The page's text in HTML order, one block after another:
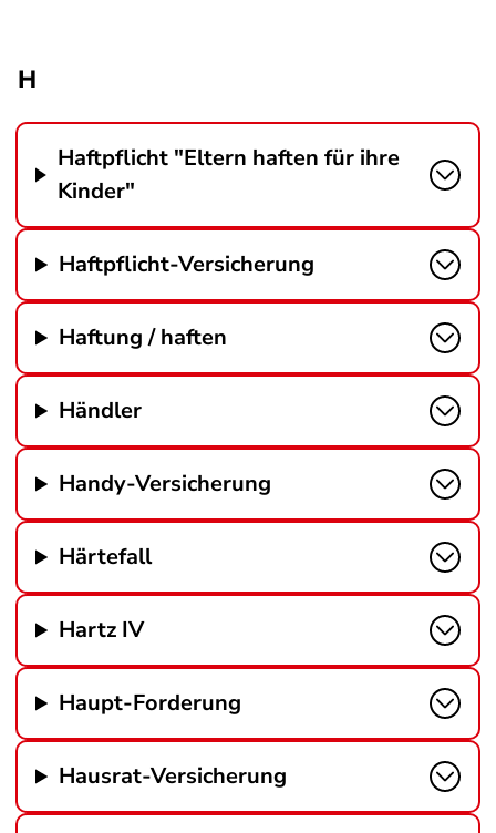
H
Haftpflicht "Eltern haften für ihre
Kinder"
Haftpflicht-Versicherung
Haftung / haften
Händler
Handy-Versicherung
Härtefall
Hartz IV
Haupt-Forderung
Hausrat-Versicherung